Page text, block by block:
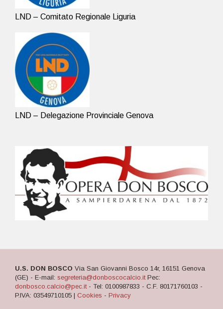
LND – Comitato Regionale Liguria
LND – Delegazione Provinciale Genova
U.S. DON BOSCO Via San Giovanni Bosco 14r, 16151 Genova
(GE) - E-mail: segreteria@donboscocalcio.itPec:
donbosco.calcio@pec.it- Tel: 0100987833 - C.F. 80171760103 -
P.IVA: 03549710105 | Cookies - Privacy